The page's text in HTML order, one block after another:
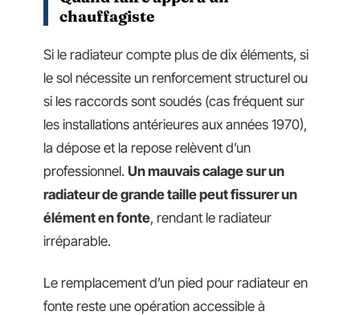
chauffagiste
Si le radiateur compte plus de dix éléments, si
le sol nécessite un renforcement structurel ou
si les raccords sont soudés (cas fréquent sur
les installations antérieures aux années 1970),
la dépose et la repose relèvent d’un
professionnel. Un mauvais calage sur un
radiateur de grande taille peut fissurer un
élément en fonte, rendant le radiateur
irréparable.
Le remplacement d’un pied pour radiateur en
fonte reste une opération accessible à